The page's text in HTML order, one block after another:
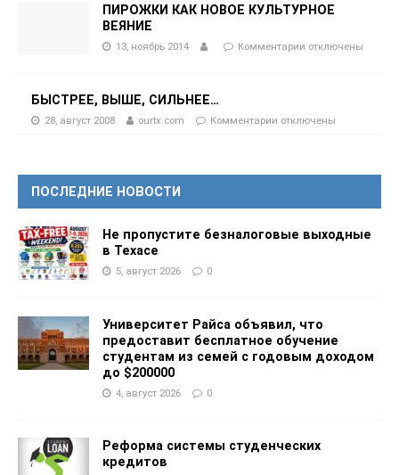
ПИРОЖКИ КАК НОВОЕ КУЛЬТУРНОЕ
ВЕЯНИЕ
13, ноябрь 2014 Комментарии отключены
БЫСТРЕЕ, ВЫШЕ, СИЛЬНЕЕ…
28, август 2008 ourtx.com Комментарии отключены
ПОСЛЕДНИЕ НОВОСТИ
Не пропустите безналоговые выходные
в Техасе
5, август 2026 0
Университет Райса объявил, что
предоставит бесплатное обучение
студентам из семей с годовым доходом
до $200000
4, август 2026 0
Реформа системы студенческих
кредитов